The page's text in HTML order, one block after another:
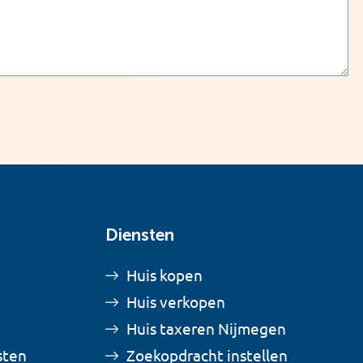
Diensten
Huis kopen
Huis verkopen
Huis taxeren Nijmegen
Zoekopdracht instellen